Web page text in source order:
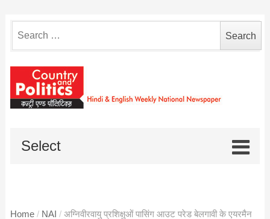
for:
Select
Home / NAI / अग्निवीरवायु प्रशिक्षुओं पासिंग आउट परेड बेलगावी के एयरमैन